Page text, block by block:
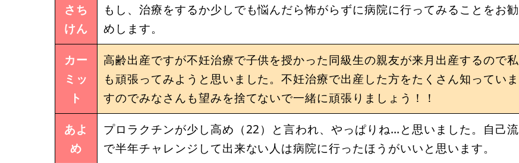
さち
けん
もし、治療をするか少しでも悩んだら怖がらずに病院に行ってみることをお勧
めします。
カー
ミッ
ト
高齢出産ですが不妊治療で子供を授かった同級生の親友が来月出産するので私
も頑張ってみようと思いました。不妊治療で出産した方をたくさん知っていま
すのでみなさんも望みを捨てないで一緒に頑張りましょう！！
あよ
め
プロラクチンが少し高め（22）と言われ、やっぱりね…と思いました。自己流
で半年チャレンジして出来ない人は病院に行ったほうがいいと思います。